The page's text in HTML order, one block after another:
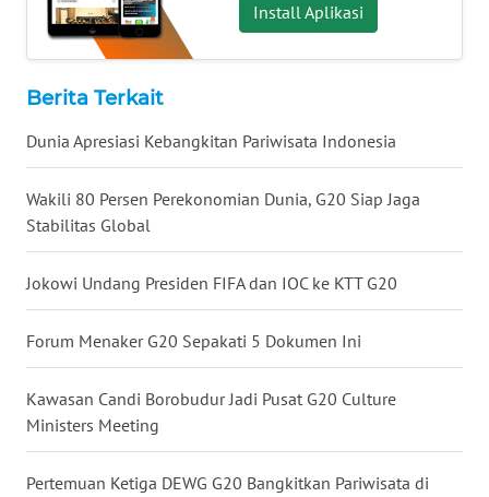
Install Aplikasi
Berita Terkait
Dunia Apresiasi Kebangkitan Pariwisata Indonesia
Wakili 80 Persen Perekonomian Dunia, G20 Siap Jaga
Stabilitas Global
Jokowi Undang Presiden FIFA dan IOC ke KTT G20
Forum Menaker G20 Sepakati 5 Dokumen Ini
Kawasan Candi Borobudur Jadi Pusat G20 Culture
Ministers Meeting
Pertemuan Ketiga DEWG G20 Bangkitkan Pariwisata di
WN
WN
GORONTALO
WN
SULUT
WN
MALUKU
WN
WN
DAIRI